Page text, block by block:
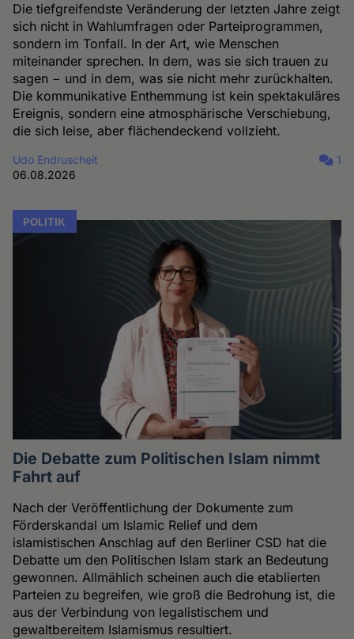
Die tiefgreifendste Veränderung der letzten Jahre zeigt
sich nicht in Wahlumfragen oder Parteiprogrammen,
sondern im Tonfall. In der Art, wie Menschen
miteinander sprechen. In dem, was sie sich trauen zu
sagen − und in dem, was sie nicht mehr zurückhalten.
Die kommunikative Enthemmung ist kein spektakuläres
Ereignis, sondern eine atmosphärische Verschiebung,
die sich leise, aber flächendeckend vollzieht.
Udo Endruscheit
06.08.2026
1
POLITIK
Die Debatte zum Politischen Islam nimmt
Fahrt auf
Nach der Veröffentlichung der Dokumente zum
Förderskandal um Islamic Relief und dem
islamistischen Anschlag auf den Berliner CSD hat die
Debatte um den Politischen Islam stark an Bedeutung
gewonnen. Allmählich scheinen auch die etablierten
Parteien zu begreifen, wie groß die Bedrohung ist, die
aus der Verbindung von legalistischem und
gewaltbereitem Islamismus resultiert.